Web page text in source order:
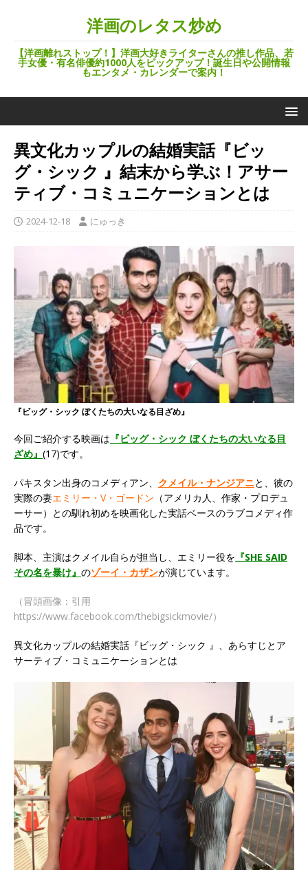
洋画のレタス炒め
【洋画離れストップ！】洋画大好きライターさんの推し作品、若
手女優・有名俳優約1000人をピックアップ！誕生日や公開情報
もエンタメ・カレンダーで案内！
異文化カップルの結婚実話『ビッ
グ・シック 』結末から学ぶ！アサー
ティブ・コミュニケーションとは
2024-12-18 にゅっき
『ビッグ・シック ぼくたちの大いなる目ざめ』
今回ご紹介する映画は 『ビッグ・シック ぼくたちの大いなる目
ざめ』 (17)です。
パキスタン出身のコメディアン、 クメイル・ナンジアニと、彼の
実際の妻エミリー・V・ゴードン （アメリカ人、作家・プロデュ
ーサー）との馴れ初めを映画化した実話ベースのラブコメディ作
品です。
脚本、主演はクメイル自らが担当し、エミリー役を 『SHE SAID
その名を暴け』 のゾーイ・カザンが演じています。
（冒頭画像：引用
https://www.facebook.com/thebigsickmovie/）
異文化カップルの結婚実話『ビッグ・シック 』、あらすじとア
サーティブ・コミュニケーションとは